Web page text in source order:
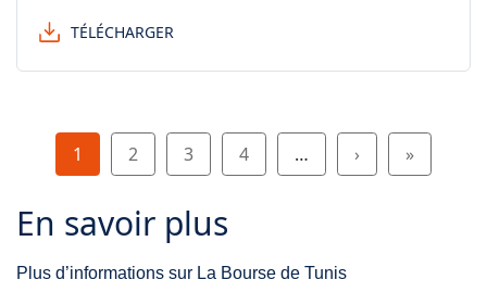
TÉLÉCHARGER
Pagination
Page
1 Page
2 Page
3 Page
4 … Page suivante
› Dernière
»
En savoir plus
Plus d’informations sur La Bourse de Tunis